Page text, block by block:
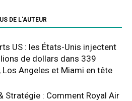
DE L'AUTEUR
US : les États-Unis injectent
de dollars dans 339
Los Angeles et Miami en tête
Stratégie : Comment Royal Air